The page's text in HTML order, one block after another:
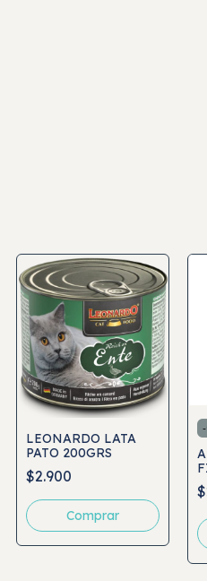
LEONARDO LATA
PATO 200GRS
$2.900
-